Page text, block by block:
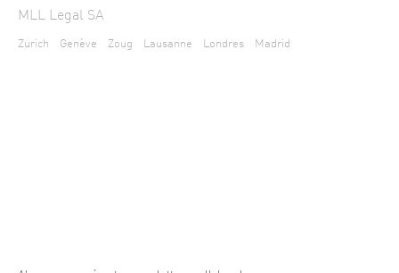
MLL Legal SA
Zurich Genève Zoug Lausanne Londres Madrid